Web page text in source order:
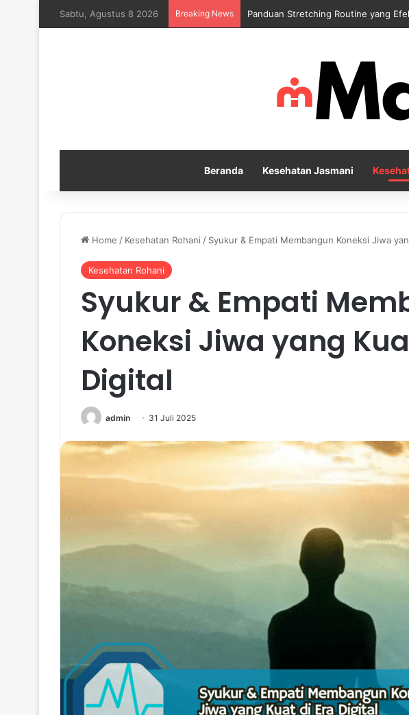
Sabtu, Agustus 8 2026 Breaking News Mengapa Self Reflection Penting
Beranda Kesehatan Jasmani
Home / Kesehatan Rohani / Syukur & Empati Membangun Koneksi Jiwa
Kesehatan Rohani
Syukur & Empati
Koneksi Jiwa yang
Digital
admin 31 Juli 2025